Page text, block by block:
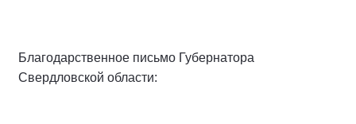
Благодарственное письмо Губернатора
Свердловской области: